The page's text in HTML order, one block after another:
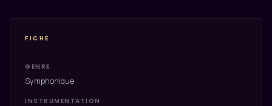
FICHE
GENRE
Symphonique
INSTRUMENTATION